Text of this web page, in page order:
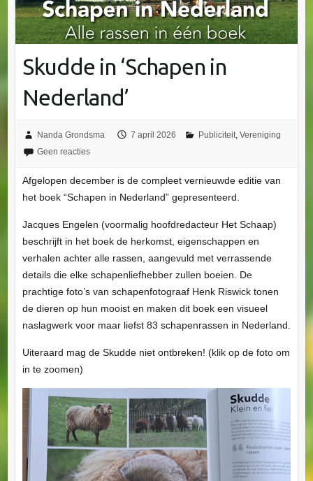
Skudde in ‘Schapen in
Nederland’
Nanda Grondsma 7 april 2026 Publiciteit, Vereniging
Geen reacties
Afgelopen december is de compleet vernieuwde editie van
het boek “Schapen in Nederland” gepresenteerd.
Jacques Engelen (voormalig hoofdredacteur Het Schaap)
beschrijft in het boek de herkomst, eigenschappen en
verhalen achter alle rassen, aangevuld met verrassende
details die elke schapenliefhebber zullen boeien. De
prachtige foto’s van schapenfotograaf Henk Riswick tonen
de dieren op hun mooist en maken dit boek een visueel
naslagwerk voor maar liefst 83 schapenrassen in Nederland.
Uiteraard mag de Skudde niet ontbreken! (klik op de foto om
in te zoomen)